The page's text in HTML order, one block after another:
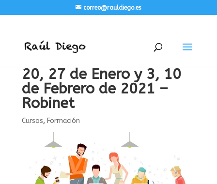
correo@rauldiego.es
20, 27 de Enero y 3, 10
de Febrero de 2021 –
Robinet
Cursos, Formación